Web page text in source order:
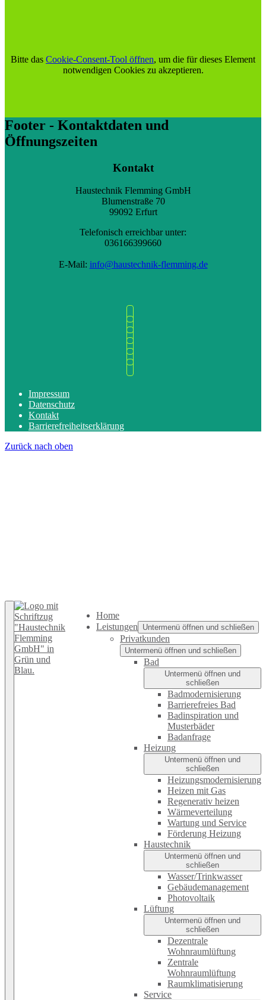
Bitte das Cookie-Consent-Tool öffnen, um die für dieses Element
notwendigen Cookies zu akzeptieren.
Footer - Kontaktdaten und
Öffnungszeiten
Kontakt
Haustechnik Flemming GmbH
Blumenstraße 70
99092 Erfurt
Telefonisch erreichbar unter:
036166399660
E-Mail: info@haustechnik-flemming.de
Impressum
Datenschutz
Kontakt
Barrierefreiheitserklärung
Zurück nach oben
Home
Leistungen
Untermenü öffnen und schließen
Privatkunden
Untermenü öffnen und schließen
Bad
Untermenü öffnen und
schließen
Badmodernisierung
Barrierefreies Bad
Badinspiration und
Musterbäder
Badanfrage
Heizung
Untermenü öffnen und
schließen
Heizungsmodernisierung
Heizen mit Gas
Regenerativ heizen
Wärmeverteilung
Wartung und Service
Förderung Heizung
Haustechnik
Untermenü öffnen und
schließen
Wasser/Trinkwasser
Gebäudemanagement
Photovoltaik
Lüftung
Untermenü öffnen und
schließen
Dezentrale
Wohnraumlüftung
Zentrale
Wohnraumlüftung
Raumklimatisierung
Service